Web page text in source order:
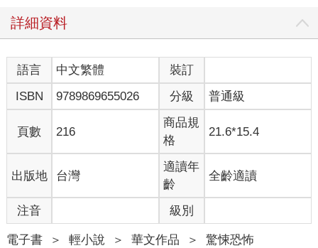
詳細資料
語言 中文繁體
裝訂
ISBN
9789869655026 分級 普通級
頁數 216
商品規
格
21.6*15.4
出版地 台灣
適讀年
齡
全齡適讀
注音 級別
電子書 ＞ 輕小說 ＞ 華文作品 ＞ 驚悚恐怖